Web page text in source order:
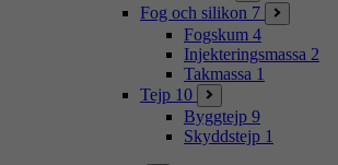
Fog och silikon 7
Fogskum 4
Injekteringsmassa 2
Takmassa 1
Tejp 10
Byggtejp 9
Skyddstejp 1